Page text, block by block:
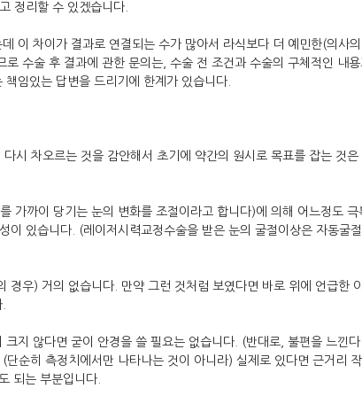
정리할 수 있겠습니다.
이 차이가 결과로 연결되는 수가 많아서 라식보다 더 예민한(의사
수술 후 결과에 관한 문의는, 수술 전 조건과 수술의 구체적인 내
임있는 답변을 드리기에 한계가 있습니다.
시 차오르는 것을 감안해서 초기에 약간의 원시로 목표를 잡는 것
가까이 당기는 눈의 변화를 조절이라고 합니다)에 의해 어느정도
있습니다. (레이저시력교정수술을 받은 눈의 굴절이상은 자동굴
우) 거의 없습니다. 만약 그런 것처럼 보였다면 바로 위에 언급한
지 않다면 굳이 안경을 쓸 필요는 없습니다. (반대로, 불편을 느낀
순히 측정치에서만 나타나는 것이 아니라) 실제로 있다면 근거리
되는 부분입니다.